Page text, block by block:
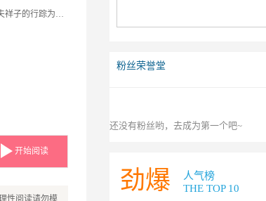
《骆驼祥子》是老舍的代表作，以北平（今北京）一个人力车夫祥子的行踪为线索，以二十年代末期的北京市民生活为背景，以人力车夫祥子的坎坷、悲惨的生活遭遇为主要情节，深刻揭露了旧中国的黑暗，控诉了统治阶级对劳动者的剥削、压迫，表达了作者对劳动人民的深切同情，向人们展示军阀混战、黑暗统治下的北京底层贫苦市民生活于痛苦深渊中的图景。...
开始阅读
性阅读请勿模
粉丝荣誉堂
还没有粉丝哟，去成为第一个吧~
劲爆
人气榜
THE TOP 10